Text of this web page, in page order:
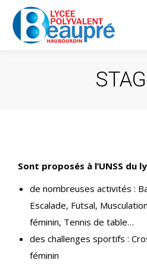
Sont proposés à l’UNSS du
de nombreuses activités :
Escalade, Futsal,
féminin, Tennis de table…
des challenges sportifs :
féminin